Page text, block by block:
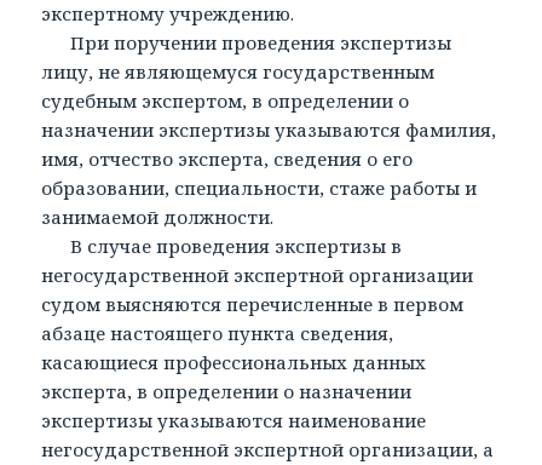
экспертному учреждению.
При поручении проведения экспертизы
лицу, не являющемуся государственным
судебным экспертом, в определении о
назначении экспертизы указываются фамилия,
имя, отчество эксперта, сведения о его
образовании, специальности, стаже работы и
занимаемой должности.
В случае проведения экспертизы в
негосударственной экспертной организации
судом выясняются перечисленные в первом
абзаце настоящего пункта сведения,
касающиеся профессиональных данных
эксперта, в определении о назначении
экспертизы указываются наименование
негосударственной экспертной организации, а